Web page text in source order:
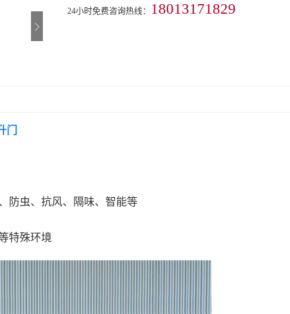
24小时免费咨询热线： 18013171829
虫、抗风、隔味、智能等
特殊环境